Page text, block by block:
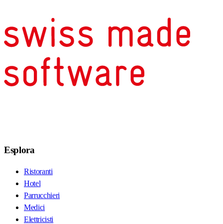
Esplora
Ristoranti
Hotel
Parrucchieri
Medici
Elettricisti